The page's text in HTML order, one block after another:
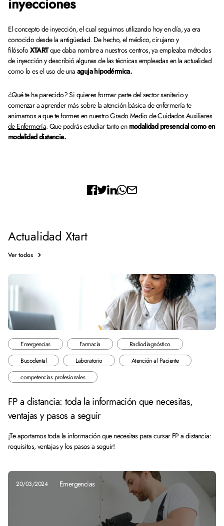
inyecciones
El concepto de inyección, el cual seguimos utilizando hoy en día, ya era
conocido desde la antigüedad. De hecho, el médico, cirujano y
filósofoXTARTque daba nombre a nuestros centros, ya empleaba métodos
de inyección y describió algunas de las técnicas empleadas en la actualidad
como lo es el uso de unaaguja hipodérmica.
¿Qué te ha parecido? Si quieres formar parte del sector sanitario y
comenzar a aprender más sobre la atención básica de enfermería te
animamos a que te formes en nuestroGrado Medio de Cuidados Auxiliares
de Enfermería. Que podrás estudiar tanto en modalidad presencial como en
modalidad distancia.
Actualidad Xtart
Ver todos
Emergencias Farmacia
Radiodiagnóstico
Bucodental
Laboratorio
Atención al Paciente
competencias profesionales
FP a distancia: toda la información que necesitas,
ventajas y pasos a seguir
¡Te aportamos toda la información que necesitas para cursar FP a distancia:
requisitos, ventajas y los pasos a seguir!
20/03/2024 Emergencias